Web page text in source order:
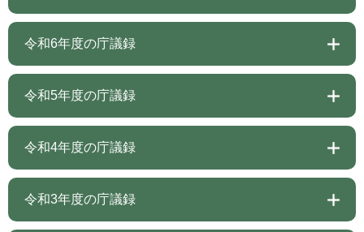
令和6年度の庁議録
令和5年度の庁議録
令和4年度の庁議録
令和3年度の庁議録